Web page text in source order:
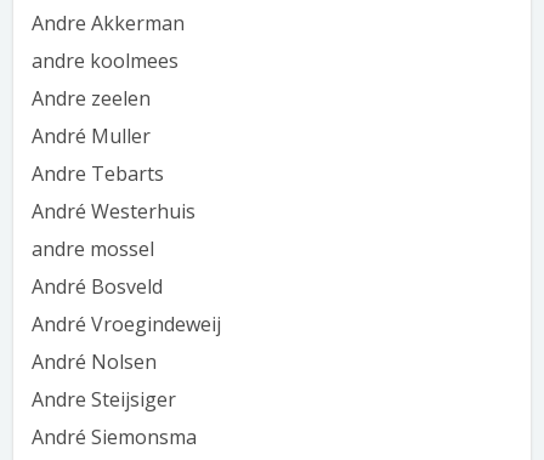
Andre Akkerman
andre koolmees
Andre zeelen
André Muller
Andre Tebarts
André Westerhuis
andre mossel
André Bosveld
André Vroegindeweij
André Nolsen
Andre Steijsiger
André Siemonsma